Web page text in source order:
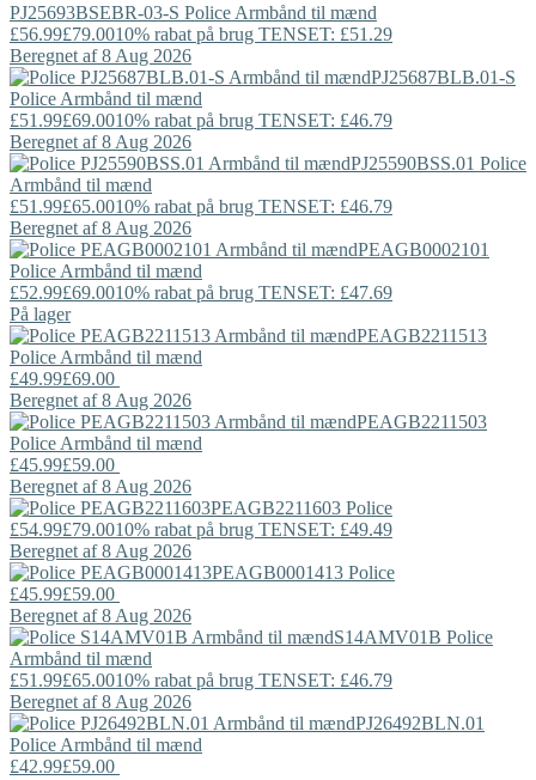
PJ25693BSEBR-03-S Police Armbånd til mænd
£56.99£79.0010% rabat på brug TENSET: £51.29
Beregnet af 8 Aug 2026
PJ25687BLB.01-S
Police Armbånd til mænd
£51.99£69.0010% rabat på brug TENSET: £46.79
Beregnet af 8 Aug 2026
PJ25590BSS.01 Police
Armbånd til mænd
£51.99£65.0010% rabat på brug TENSET: £46.79
Beregnet af 8 Aug 2026
PEAGB0002101
Police Armbånd til mænd
£52.99£69.0010% rabat på brug TENSET: £47.69
På lager
PEAGB2211513
Police Armbånd til mænd
£49.99£69.00
Beregnet af 8 Aug 2026
PEAGB2211503
Police Armbånd til mænd
£45.99£59.00
Beregnet af 8 Aug 2026
PEAGB2211603 Police
£54.99£79.0010% rabat på brug TENSET: £49.49
Beregnet af 8 Aug 2026
PEAGB0001413 Police
£45.99£59.00
Beregnet af 8 Aug 2026
S14AMV01B Police
Armbånd til mænd
£51.99£65.0010% rabat på brug TENSET: £46.79
Beregnet af 8 Aug 2026
PJ26492BLN.01
Police Armbånd til mænd
£42.99£59.00